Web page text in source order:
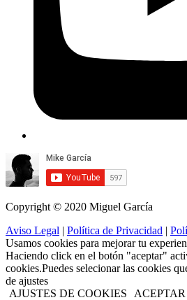
Copyright © 2020 Miguel García
Aviso Legal | Política de Privacidad |
Usamos cookies para mejorar tu
Haciendo click en el botón "aceptar"
cookies.Puedes selecionar las cookies
de ajustes
AJUSTES DE COOKIES
ACEPTAR